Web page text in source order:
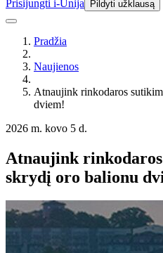
Prisijungti i-Unija Pildyti užklausą
Pradžia
Naujienos
Atnaujink rinkodaros
dviem!
2026 m. kovo 5 d.
Atnaujink
skrydį oro balionu